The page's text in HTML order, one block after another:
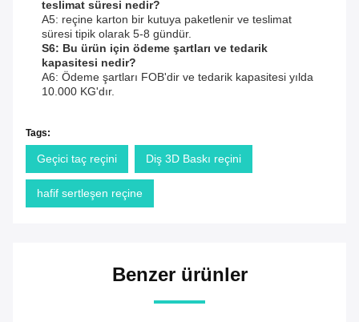
teslimat süresi nedir?
A5: reçine karton bir kutuya paketlenir ve teslimat
süresi tipik olarak 5-8 gündür.
S6: Bu ürün için ödeme şartları ve tedarik
kapasitesi nedir?
A6: Ödeme şartları FOB'dir ve tedarik kapasitesi yılda
10.000 KG'dır.
Tags:
Geçici taç reçini Diş 3D Baskı reçini
hafif sertleşen reçine
Benzer ürünler